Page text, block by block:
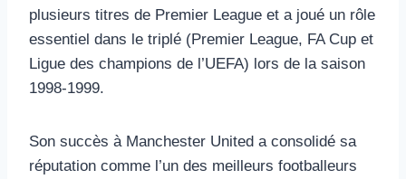
plusieurs titres de Premier League et a joué un rôle
essentiel dans le triplé (Premier League, FA Cup et
Ligue des champions de l’UEFA) lors de la saison
1998-1999.
Son succès à Manchester United a consolidé sa
réputation comme l’un des meilleurs footballeurs